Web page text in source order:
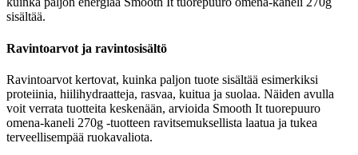
sisältää.
Ravintoarvot ja ravintosisältö
Ravintoarvot kertovat, kuinka paljon tuote sisältää esimerkiksi
proteiinia, hiilihydraatteja, rasvaa, kuitua ja suolaa. Näiden avulla
voit verrata tuotteita keskenään, arvioida Smooth It tuorepuuro
omena-kaneli 270g -tuotteen ravitsemuksellista laatua ja tukea
terveellisempää ruokavaliota.